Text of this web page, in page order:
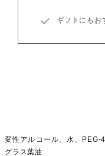
ギフトにもお
変性アルコール、水、PEG-
グラス葉油